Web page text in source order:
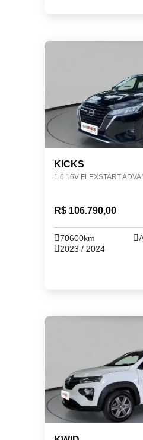
KICKS
1.6 16V FLEXSTART
R$ 106.790,00
70600km
2023 / 2024